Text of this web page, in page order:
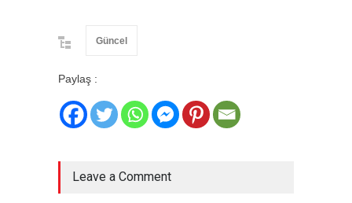
Güncel
Paylaş :
Leave a Comment